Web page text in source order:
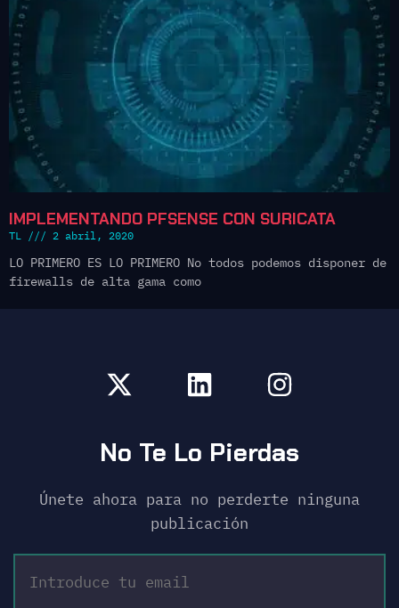
IMPLEMENTANDO PFSENSE CON SURICATA
TL 2 abril, 2020
LO PRIMERO ES LO PRIMERO No todos podemos disponer de
firewalls de alta gama como
No Te Lo Pierdas
Únete ahora para no perderte ninguna
publicación